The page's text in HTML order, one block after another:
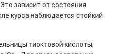
зависит от состояния
курса наблюдается стойкий
тиоктовой кислоты,